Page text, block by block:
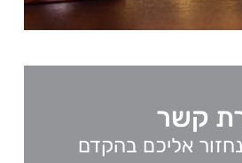
קשר
אליכם בהקדם